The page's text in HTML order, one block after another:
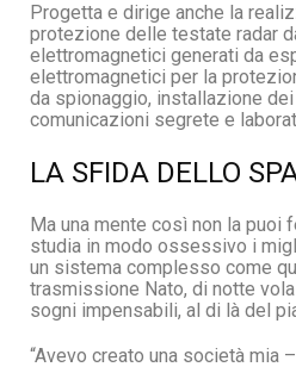
Progetta e dirige anche la
protezione delle testate radar
elettromagnetici generati da
elettromagnetici per la
da spionaggio, installazione
comunicazioni segrete e
LA SFIDA DELLO
Ma una mente così non la puoi
studia in modo ossessivo i
un sistema complesso come
trasmissione Nato, di notte
sogni impensabili, al di là del
“Avevo creato una società mia